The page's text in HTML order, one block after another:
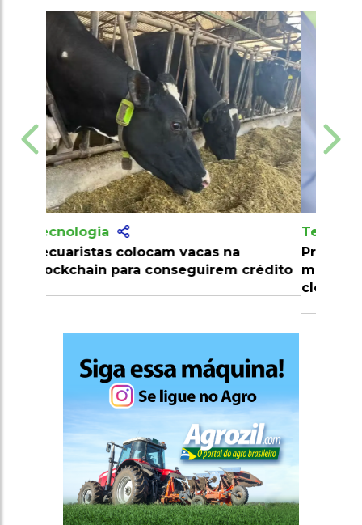
Tecnologia
Produtores recebem mais de 10
milhões de doses de vacinas contra